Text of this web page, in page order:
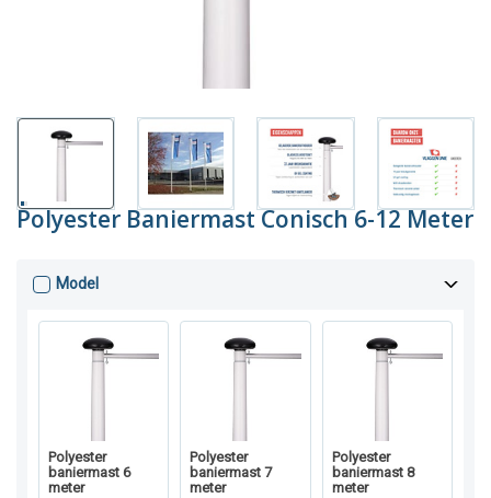
Polyester Baniermast Conisch 6-12 Meter
Model
Polyester
baniermast 6
meter
Polyester
baniermast 7
meter
Polyester
baniermast 8
meter